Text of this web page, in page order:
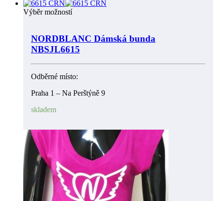
Výběr možností
NORDBLANC Dámská bunda
NBSJL6615
Odběrné místo:
Praha 1 – Na Perštýně 9
skladem